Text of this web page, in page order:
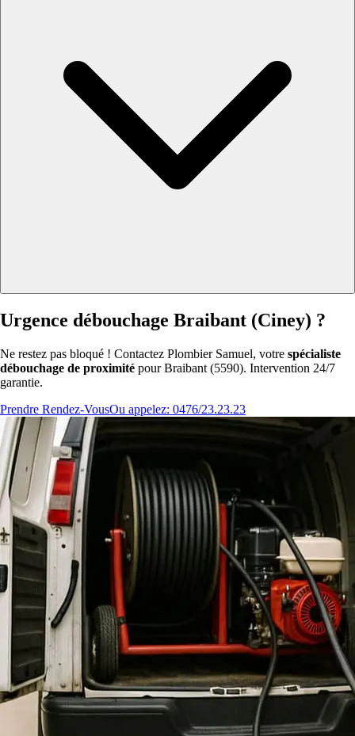
Urgence débouchage Braibant (Ciney) ?
Ne restez pas bloqué ! Contactez Plombier Samuel, votre spécialiste
débouchage de proximité pour Braibant (5590). Intervention 24/7
garantie.
Prendre Rendez-VousOu appelez: 0476/23.23.23